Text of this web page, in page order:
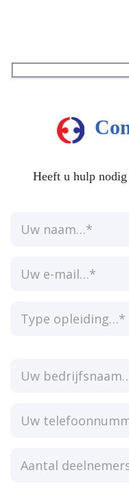
Heeft u hulp